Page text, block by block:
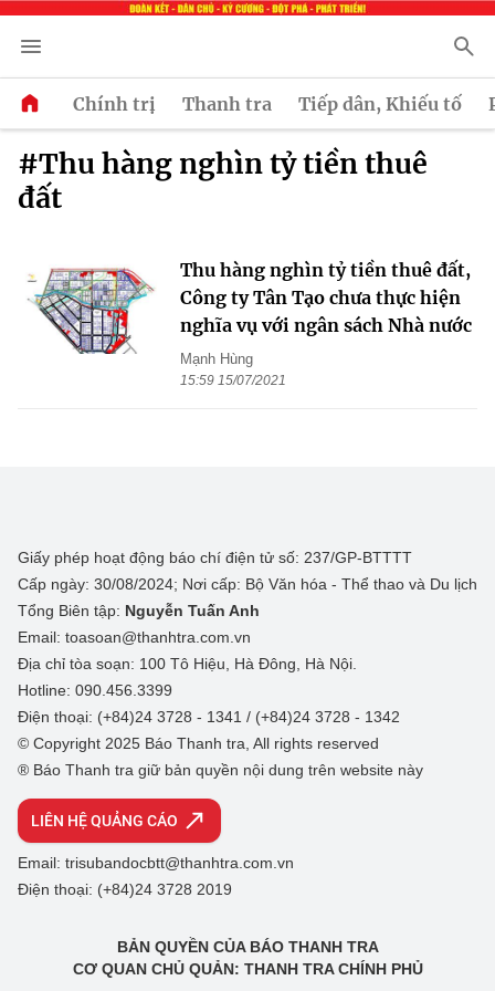
Chính trị Thanh tra Tiếp dân, Khiếu tố
#Thu hàng nghìn tỷ tiền thuê
đất
Thu hàng nghìn tỷ tiền thuê đất,
Công ty Tân Tạo chưa thực hiện
nghĩa vụ với ngân sách Nhà nước
Mạnh Hùng
15:59 15/07/2021
Giấy phép hoạt động báo chí điện tử số: 237/GP-BTTTT
Cấp ngày: 30/08/2024; Nơi cấp: Bộ Văn hóa - Thể thao và Du lịch
Tổng Biên tập: Nguyễn Tuấn Anh
Email: toasoan@thanhtra.com.vn
Địa chỉ tòa soạn: 100 Tô Hiệu, Hà Đông, Hà Nội.
Hotline: 090.456.3399
Điện thoại: (+84)24 3728 - 1341 / (+84)24 3728 - 1342
© Copyright 2025 Báo Thanh tra, All rights reserved
® Báo Thanh tra giữ bản quyền nội dung trên website này
LIÊN HỆ QUẢNG CÁO
Email: trisubandocbtt@thanhtra.com.vn
Điện thoại: (+84)24 3728 2019
BẢN QUYỀN CỦA BÁO THANH TRA
CƠ QUAN CHỦ QUẢN: THANH TRA CHÍNH PHỦ